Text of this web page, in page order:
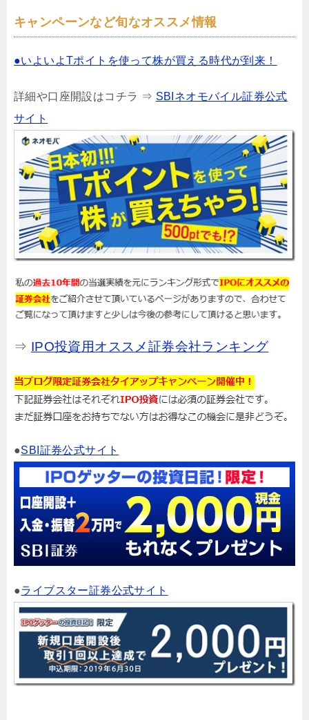
キャンペーンなど旬なオススメ情報
●いよいよTポイトを使って株が買える時代が到来！
詳細や口座開設はコチラ ⇒ SBIネオモバイル証券公式
サイト
⇒ IPO投資用オススメ証券会社ランキング
●SBI証券公式サイト
●ライブスター証券公式サイト